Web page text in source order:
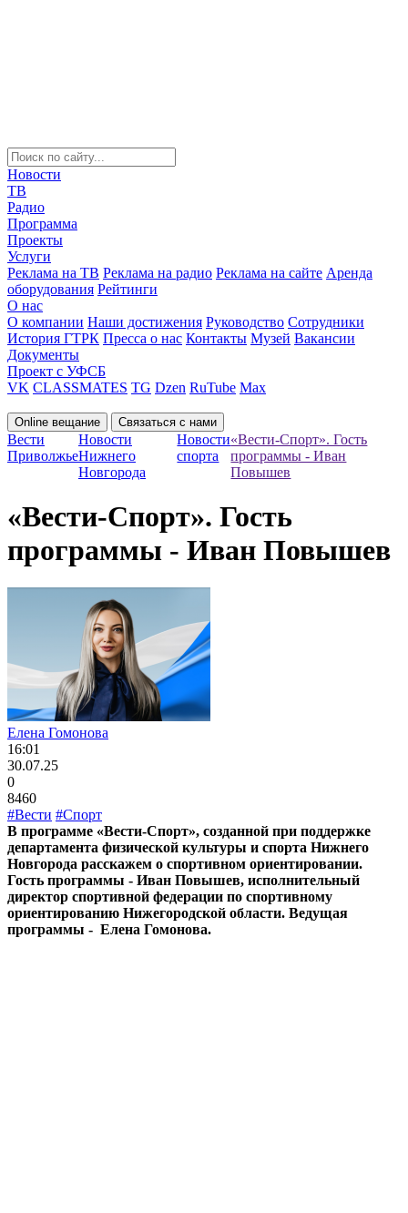
Новости
ТВ
Радио
Программа
Проекты
Услуги
Реклама на ТВ Реклама на радио Реклама на сайте Аренда
оборудования Рейтинги
О нас
О компании Наши достижения Руководство Сотрудники
История ГТРК Пресса о нас Контакты Музей Вакансии
Документы
Проект с УФСБ
VK CLASSMATES TG Dzen RuTube Max
Online вещание Связаться с нами
Вести
Приволжье
Новости
Нижнего
Новгорода
Новости
спорта
«Вести-Спорт». Гость
программы - Иван
Повышев
«Вести-Спорт». Гость
программы - Иван Повышев
Елена Гомонова
16:01
30.07.25
0
8460
#Вести #Спорт
В программе «Вести-Спорт», созданной при поддержке
департамента физической культуры и спорта Нижнего
Новгорода расскажем о спортивном ориентировании.
Гость программы - Иван Повышев, исполнительный
директор спортивной федерации по спортивному
ориентированию Нижегородской области. Ведущая
программы - Елена Гомонова.